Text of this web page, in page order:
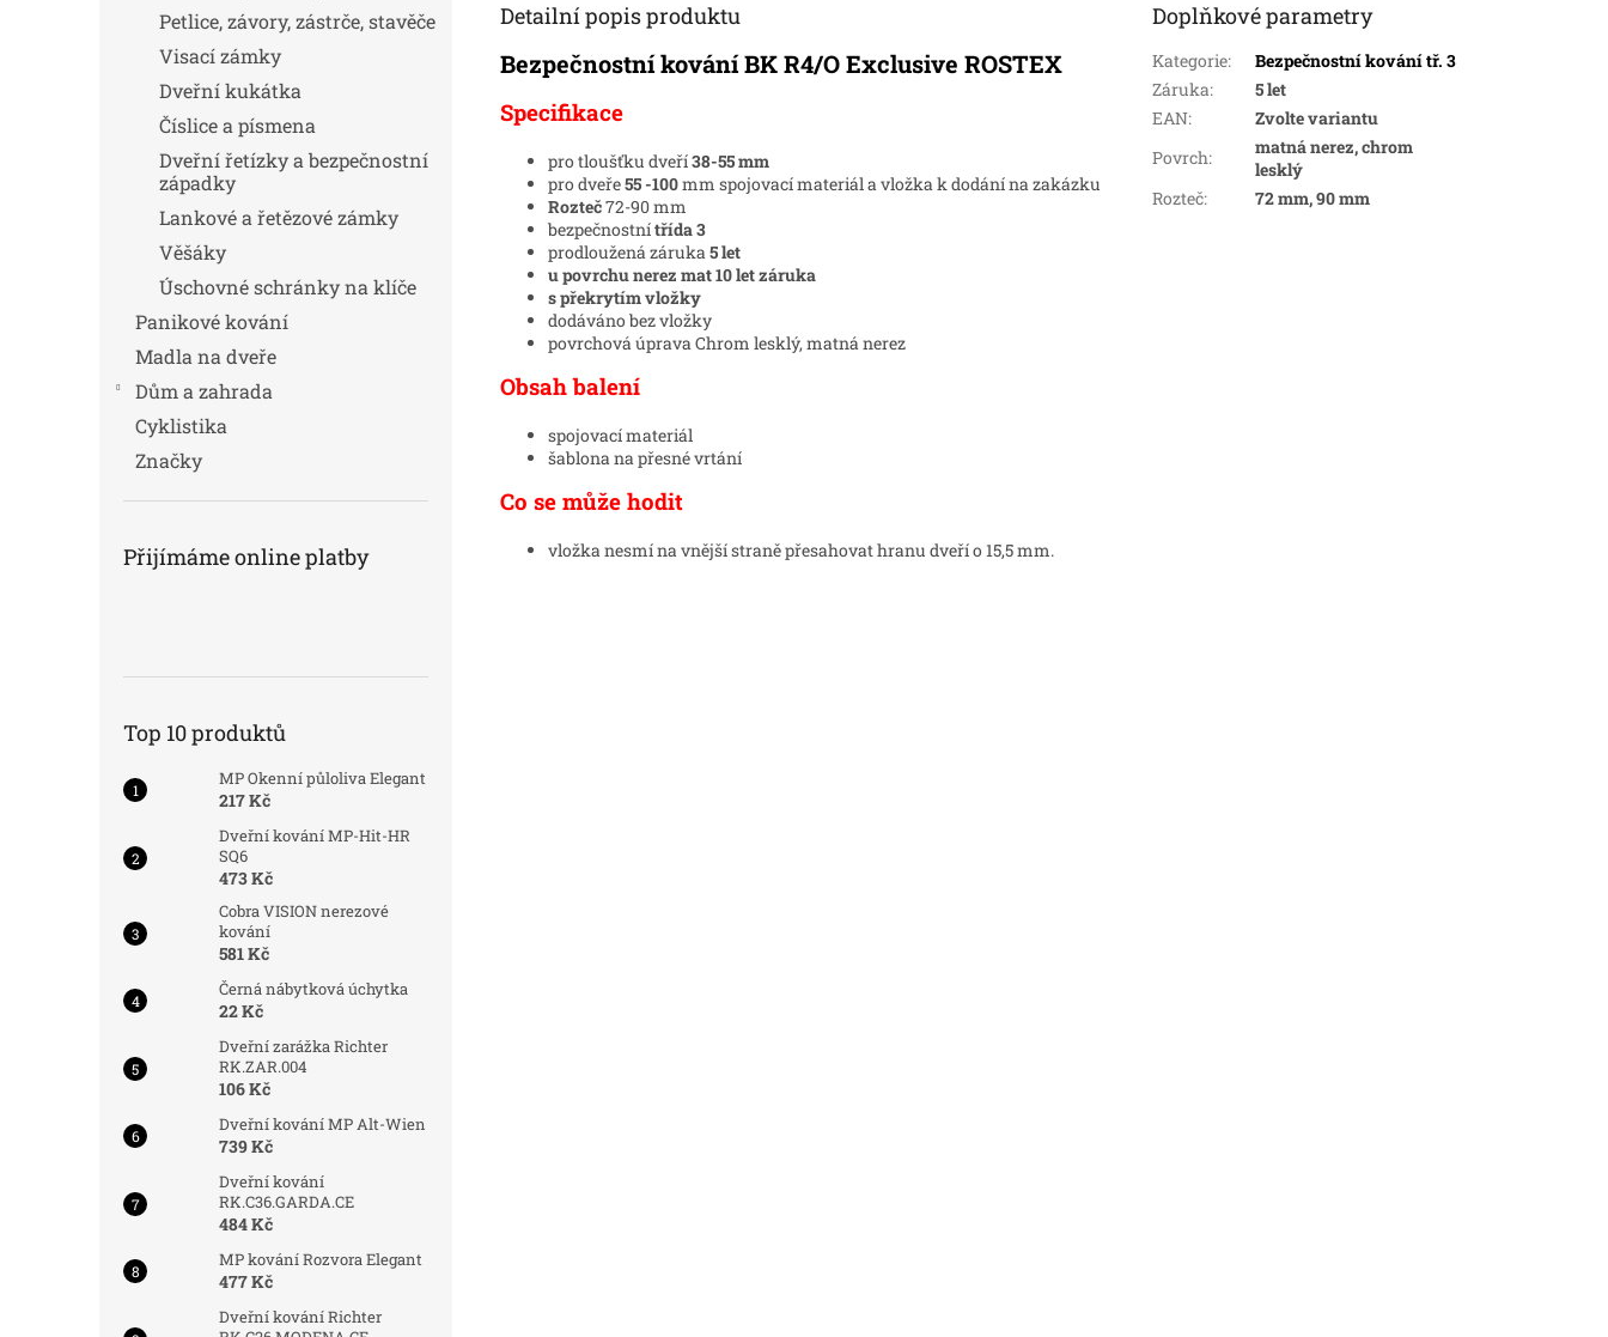
Petlice, závory, zástrče, stavěče
Visací zámky
Dveřní kukátka
Číslice a písmena
Dveřní řetízky a bezpečnostní
západky
Lankové a řetězové zámky
Věšáky
Úschovné schránky na klíče
Panikové kování
Madla na dveře
Dům a zahrada
Cyklistika
Značky
Přijímáme online platby
Top 10 produktů
MP Okenní půloliva Elegant
217 Kč
Dveřní kování MP-Hit-HR
SQ6
473 Kč
Cobra VISION nerezové
kování
581 Kč
Černá nábytková úchytka
22 Kč
Dveřní zarážka Richter
RK.ZAR.004
106 Kč
Dveřní kování MP Alt-Wien
739 Kč
Dveřní kování
RK.C36.GARDA.CE
484 Kč
MP kování Rozvora Elegant
477 Kč
Dveřní kování Richter
Detailní popis produktu
Bezpečnostní kování BK R4/O Exclusive ROSTEX
Specifikace
pro tloušťku dveří38-55 mm
pro dveře55 -100mm spojovací materiál a vložka k dodání na zakázku
Rozteč72-90 mm
bezpečnostnítřída 3
prodloužená záruka5 let
u povrchu nerez mat 10 let záruka
s překrytím vložky
dodáváno bez vložky
povrchová úprava Chrom lesklý, matná nerez
Obsah balení
spojovací materiál
šablona na přesné vrtání
Co se může hodit
vložka nesmí na vnější straně přesahovat hranu dveří o 15,5 mm.
Doplňkové parametry
Kategorie:
Bezpečnostní kování tř. 3
Záruka:
5 let
EAN:
Zvolte variantu
Povrch:
matná nerez, chrom
lesklý
Rozteč: 72 mm, 90 mm